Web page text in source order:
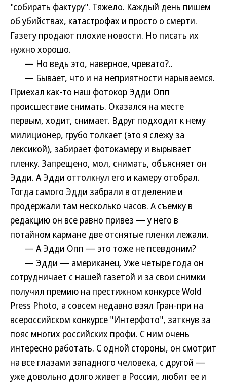
"собирать фактуру". Тяжело. Каждый день пишем
об убийствах, катастрофах и просто о смерти.
Газету продают плохие новости. Но писать их
нужно хорошо.
— Но ведь это, наверное, чревато?..
— Бывает, что и на неприятности нарываемся.
Приехал как-то наш фотокор Эдди Опп
происшествие снимать. Оказался на месте
первым, ходит, снимает. Вдруг подходит к нему
милиционер, грубо толкает (это я слежу за
лексикой), забирает фотокамеру и вырывает
пленку. Запрещено, мол, снимать, объясняет он
Эдди. А Эдди оттолкнул его и камеру отобрал.
Тогда самого Эдди забрали в отделение и
продержали там несколько часов. А съемку в
редакцию он все равно привез — у него в
потайном кармане две отснятые пленки лежали.
— А Эдди Опп — это тоже не псевдоним?
— Эдди — американец. Уже четыре года он
сотрудничает с нашей газетой и за свои снимки
получил премию на престижном конкурсе Wold
Press Photo, а совсем недавно взял Гран-при на
всероссийском конкурсе "Интерфото", заткнув за
пояс многих российских профи. С ним очень
интересно работать. С одной стороны, он смотрит
на все глазами западного человека, с другой —
уже довольно долго живет в России, любит ее и